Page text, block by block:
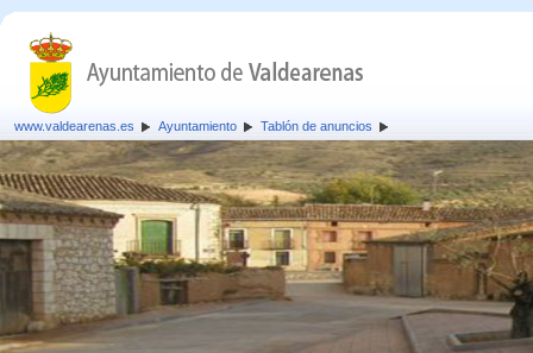
www.valdearenas.es Ayuntamiento Tablón de anuncios